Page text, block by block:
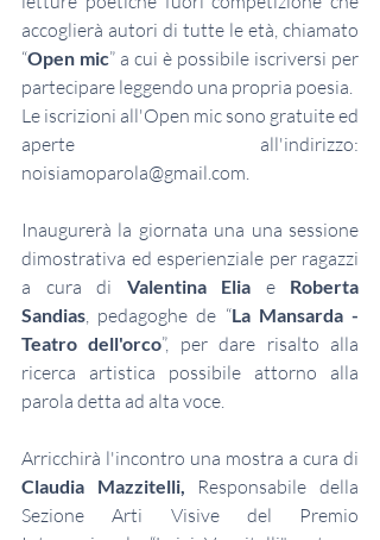
accoglierà autori di tutte le età, chiamato
“Open mic” a cui è possibile iscriversi per
partecipare leggendo una propria poesia.
Le iscrizioni all'Open mic sono gratuite ed
noisiamoparola@gmail.com
Inaugurerà la giornata una una sessione
dimostrativa ed esperienziale per ragazzi
a cura di Valentina Elia e Roberta
Sandias , pedagoghe de “La Mansarda -
Teatro dell'orco”, per dare risalto alla
ricerca artistica possibile attorno alla
parola detta ad alta voce.
Claudia Mazzitelli, Responsabile della
Sezione Arti Visive del Premio